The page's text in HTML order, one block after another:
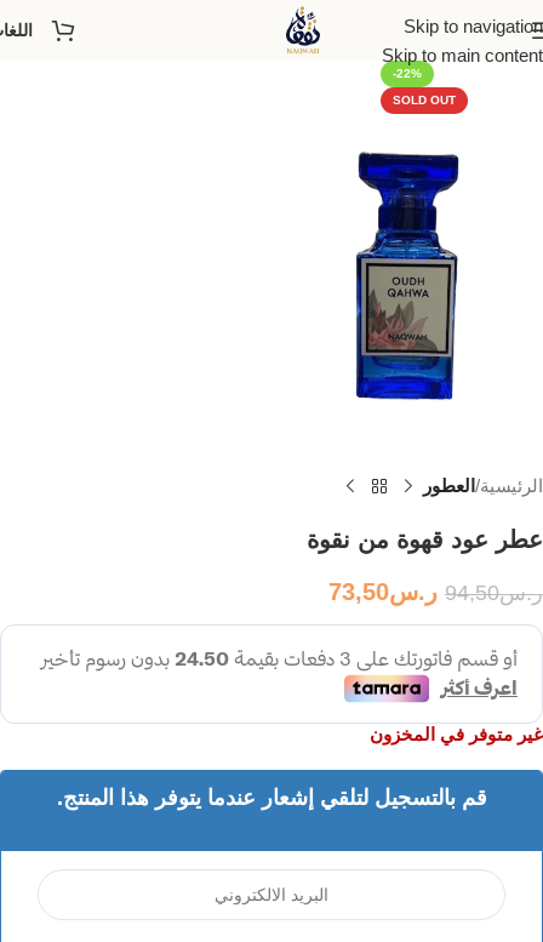
Skip to navigation
Skip to main content
-22%
SOLD OUT
الرئيسية العطور
عطر عود قهوة من نقوة
ر.س94,50 ر.س73,50
غير متوفر في المخزون
قم بالتسجيل لتلقي إشعار عندما يتوفر هذا المنتج.